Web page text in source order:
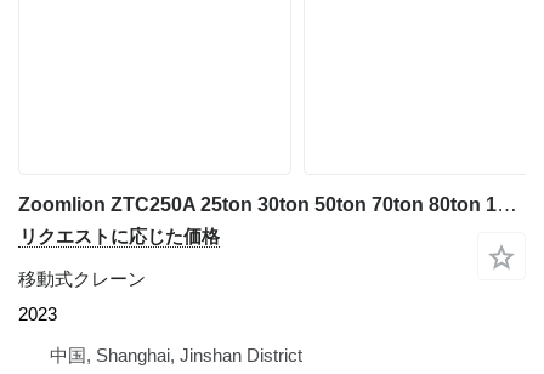
Zoomlion ZTC250A 25ton 30ton 50ton 70ton 80ton 100ton
リクエストに応じた価格
移動式クレーン
2023
中国, Shanghai, Jinshan District